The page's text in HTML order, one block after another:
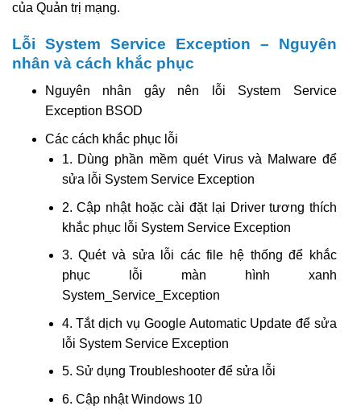
của Quản trị mạng.
Lỗi System Service Exception – Nguyên
nhân và cách khắc phục
Nguyên nhân gây nên lỗi System Service
Exception BSOD
Các cách khắc phục lỗi
1. Dùng phần mềm quét Virus và Malware để
sửa lỗi System Service Exception
2. Cập nhật hoặc cài đặt lại Driver tương thích
khắc phục lỗi System Service Exception
3. Quét và sửa lỗi các file hệ thống để khắc
phục lỗi màn hình xanh
System_Service_Exception
4. Tắt dịch vụ Google Automatic Update để sửa
lỗi System Service Exception
5. Sử dụng Troubleshooter để sửa lỗi
6. Cập nhật Windows 10